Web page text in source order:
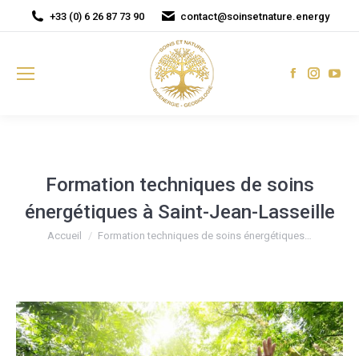
+33 (0) 6 26 87 73 90 contact@soinsetnature.energy
Facebook
Formation techniques de soins
énergétiques à Saint-Jean-Lasseille
Vous êtes ici :
Accueil Formation techniques de soins énergétiques…